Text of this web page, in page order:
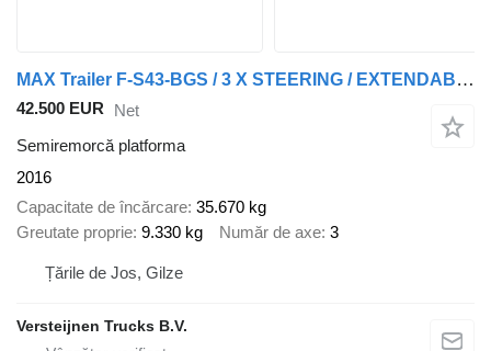
MAX Trailer F-S43-BGS / 3 X STEERING / EXTENDABLE / LIFT AXLE
42.500 EUR
Net
Semiremorcă platforma
2016
Capacitate de încărcare 35.670 kg
Greutate proprie 9.330 kg Număr de axe 3
Țările de Jos, Gilze
Versteijnen Trucks B.V.